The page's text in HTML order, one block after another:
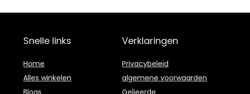
Snelle links
Home
Alles winkelen
Blogs
Verklaringen
Privacybeleid
algemene voorwaarden
Gelieerde